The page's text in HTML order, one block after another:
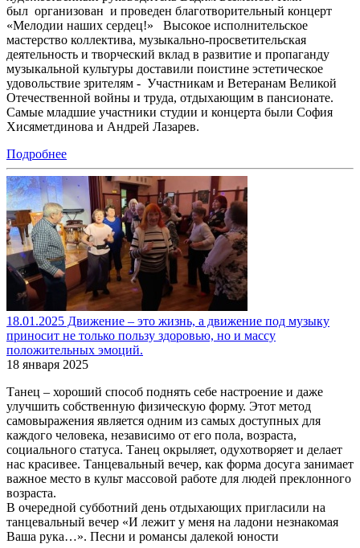
был организован и проведен благотворительный концерт
«Мелодии наших сердец!» Высокое исполнительское
мастерство коллектива, музыкально-просветительская
деятельность и творческий вклад в развитие и пропаганду
музыкальной культуры доставили поистине эстетическое
удовольствие зрителям - Участникам и Ветеранам Великой
Отечественной войны и труда, отдыхающим в пансионате.
Самые младшие участники студии и концерта были София
Хисяметдинова и Андрей Лазарев.
Подробнее
18.01.2025 Движение – это жизнь, а движение под музыку
приносит не только пользу здоровью, но и массу
положительных эмоций.
18 января 2025
Танец – хороший способ поднять себе настроение и даже
улучшить собственную физическую форму. Этот метод
самовыражения является одним из самых доступных для
каждого человека, независимо от его пола, возраста,
социального статуса. Танец окрыляет, одухотворяет и делает
нас красивее. Танцевальный вечер, как форма досуга занимает
важное место в культ массовой работе для людей преклонного
возраста.
В очередной субботний день отдыхающих пригласили на
танцевальный вечер «И лежит у меня на ладони незнакомая
Ваша рука…». Песни и романсы далекой юности